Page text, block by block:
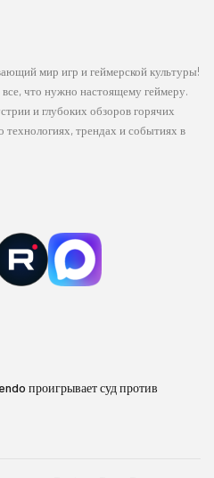
мир игр и геймерской культуры!
что нужно настоящему геймеру.
и глубоких обзоров горячих
технологиях, трендах и событиях в
проигрывает суд против